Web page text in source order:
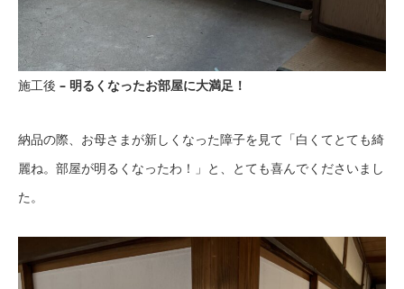
施工後 – 明るくなったお部屋に大満足！
納品の際、お母さまが新しくなった障子を見て「白くてとても綺
麗ね。部屋が明るくなったわ！」と、とても喜んでくださいまし
た。